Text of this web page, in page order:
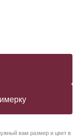
вам размер и цвет в